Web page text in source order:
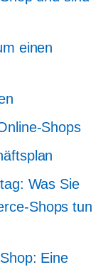
einen
Shops
Was Sie
Shops tun
Eine